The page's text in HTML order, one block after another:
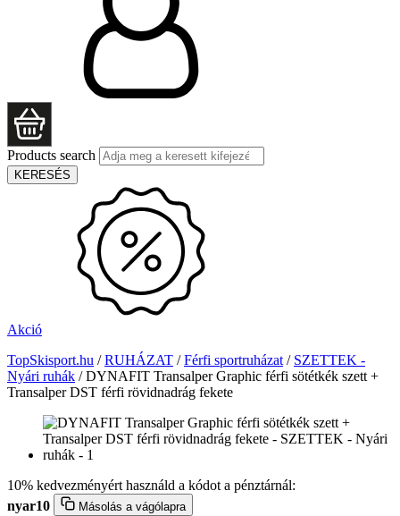
Products search
KERESÉS
Akció
TopSkisport.hu /RUHÁZAT /Férfi sportruházat / SZETTEK -
Nyári ruhák /DYNAFIT Transalper Graphic férfi sötétkék szett +
Transalper DST férfi rövidnadrág fekete
10% kedvezményért használd a kódot a pénztárnál:
nyar10
Másolás a vágólapra